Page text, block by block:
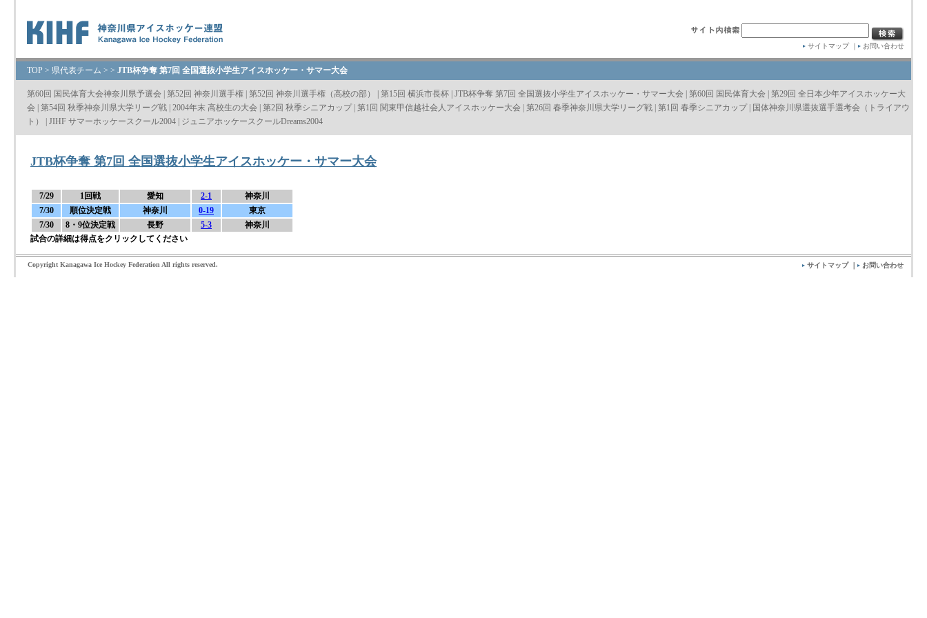
サイトマップ｜ お問い合わせ
TOP > 県代表チーム > > JTB杯争奪 第7回 全国選抜小学生アイスホッケー・サマー大会
第60回 国民体育大会神奈川県予選会 | 第52回 神奈川選手権 | 第52回 神奈川選手権（高校の部） | 第15回 横浜市長杯 | JTB杯争奪 第7回 全国選抜小学生アイスホッケー・サマー大会 | 第60回 国民体育大会 | 第29回 全日本少年アイスホッケー大
会 | 第54回 秋季神奈川県大学リーグ戦 | 2004年末 高校生の大会 | 第2回 秋季シニアカップ | 第1回 関東甲信越社会人アイスホッケー大会 | 第26回 春季神奈川県大学リーグ戦 | 第1回 春季シニアカップ | 国体神奈川県選抜選手選考会（トライアウ
ト）
| JIHF サマーホッケースクール2004 | ジュニアホッケースクールDreams2004
JTB杯争奪 第7回 全国選抜小学生アイスホッケー・サマー大会
7/29 1回戦 愛知 2-1
神奈川
7/30
順位決定戦 神奈川 0-19
東京
7/30
8・9位決定戦 長野 5-3
神奈川
試合の詳細は得点をクリックしてください
Copyright Kanagawa Ice Hockey Federation All rights reserved. サイトマップ｜ お問い合わせ